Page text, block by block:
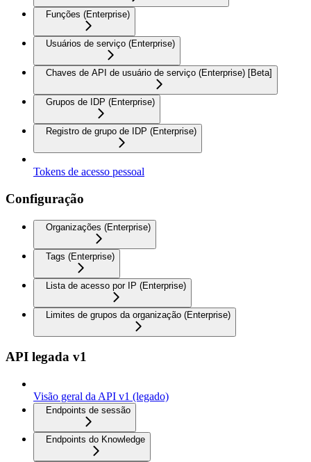
Funções (Enterprise)
Usuários de serviço (Enterprise)
Chaves de API de usuário de serviço (Enterprise) [Beta]
Grupos de IDP (Enterprise)
Registro de grupo de IDP (Enterprise)
Tokens de acesso pessoal
Configuração
Organizações (Enterprise)
Tags (Enterprise)
Lista de acesso por IP (Enterprise)
Limites de grupos da organização (Enterprise)
API legada v1
Visão geral da API v1 (legado)
Endpoints de sessão
Endpoints do Knowledge